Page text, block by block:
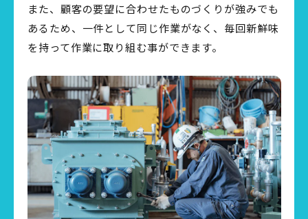
また、顧客の要望に合わせたものづくりが強みでも
あるため、一件として同じ作業がなく、毎回新鮮味
を持って作業に取り組む事ができます。